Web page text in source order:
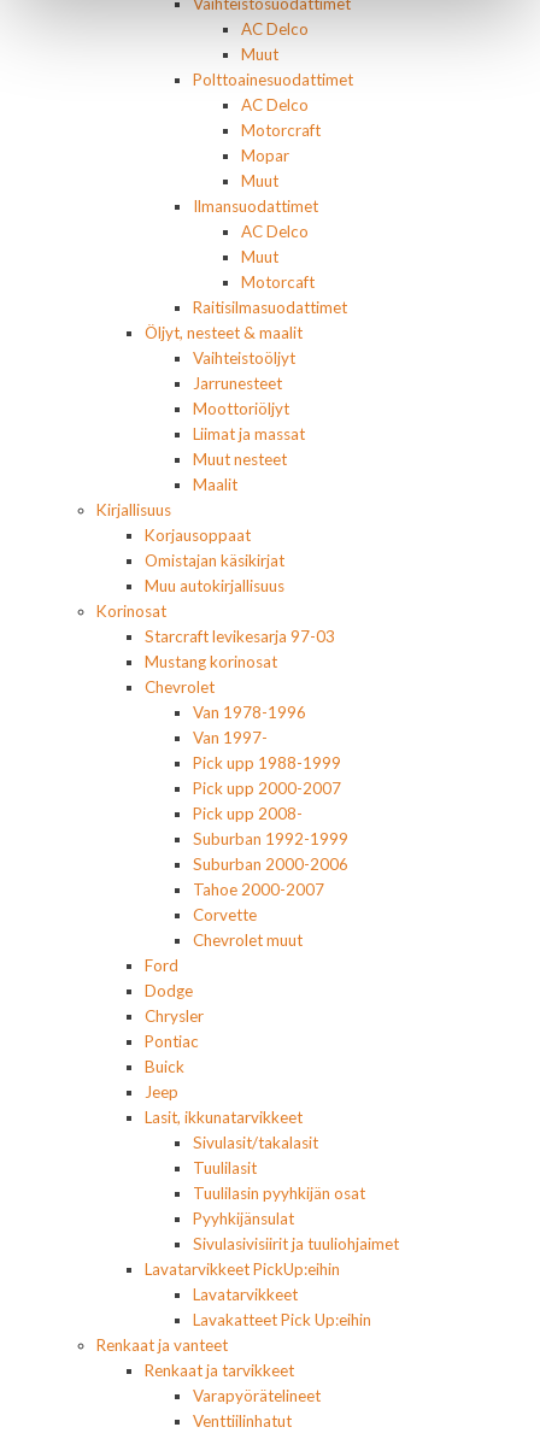
AC Delco
Muut
Polttoainesuodattimet
AC Delco
Motorcraft
Mopar
Muut
Ilmansuodattimet
AC Delco
Muut
Motorcaft
Raitisilmasuodattimet
Öljyt, nesteet & maalit
Vaihteistoöljyt
Jarrunesteet
Moottoriöljyt
Liimat ja massat
Muut nesteet
Maalit
Kirjallisuus
Korjausoppaat
Omistajan käsikirjat
Muu autokirjallisuus
Korinosat
Starcraft levikesarja 97-03
Mustang korinosat
Chevrolet
Van 1978-1996
Van 1997-
Pick upp 1988-1999
Pick upp 2000-2007
Pick upp 2008-
Suburban 1992-1999
Suburban 2000-2006
Tahoe 2000-2007
Corvette
Chevrolet muut
Ford
Dodge
Chrysler
Pontiac
Buick
Jeep
Lasit, ikkunatarvikkeet
Sivulasit/takalasit
Tuulilasit
Tuulilasin pyyhkijän osat
Pyyhkijänsulat
Sivulasivisiirit ja tuuliohjaimet
Lavatarvikkeet PickUp:eihin
Lavatarvikkeet
Lavakatteet Pick Up:eihin
Renkaat ja vanteet
Renkaat ja tarvikkeet
Varapyörätelineet
Venttiilinhatut